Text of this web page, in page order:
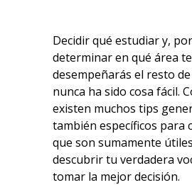
Decidir qué estudiar y,
determinar en qué área te
desempeñarás el resto
nunca ha sido cosa fácil.
existen muchos tips
también específicos para
que son sumamente
descubrir tu verdadera
tomar la mejor decisión.